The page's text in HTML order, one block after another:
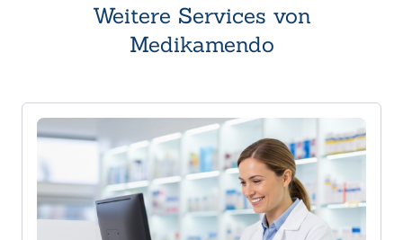
Weitere Services von
Medikamendo